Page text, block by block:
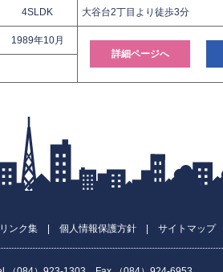
4SLDK 大谷台2丁目より徒歩3分
1989年10月
詳細ページへ
リンク集 個人情報保護方針 サイトマップ|